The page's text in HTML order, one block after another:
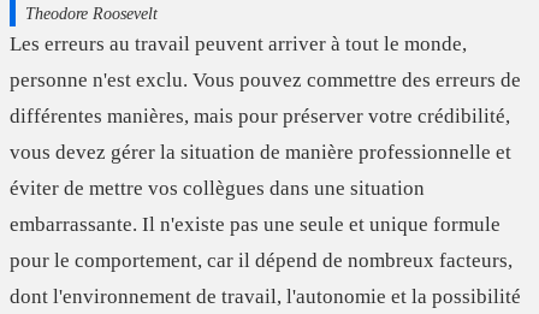
Theodore Roosevelt
Les erreurs au travail peuvent arriver à tout le monde,
personne n'est exclu. Vous pouvez commettre des erreurs de
différentes manières, mais pour préserver votre crédibilité,
vous devez gérer la situation de manière professionnelle et
éviter de mettre vos collègues dans une situation
embarrassante. Il n'existe pas une seule et unique formule
pour le comportement, car il dépend de nombreux facteurs,
dont l'environnement de travail, l'autonomie et la possibilité